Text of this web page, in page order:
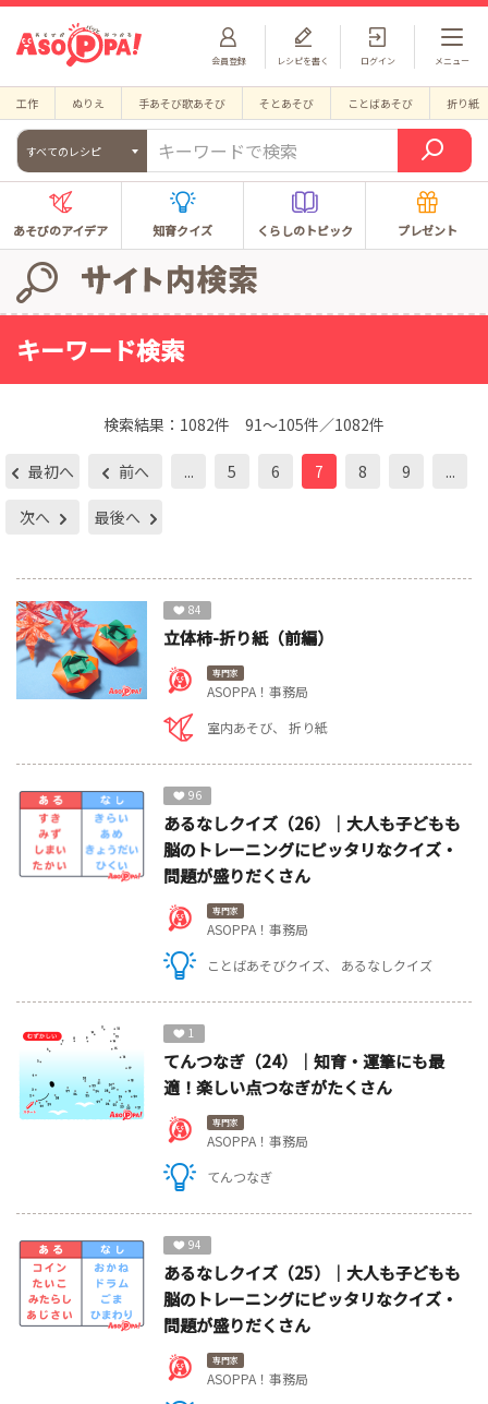
会員登録 ログイン
レシピを書く メニュー
工作 ぬりえ 手あそび歌あそび そとあそび ことばあそび 折り紙
すべてのレシピ
あそびのアイデア 知育クイズ くらしのトピック プレゼント
キーワード検索
検索結果： 1082件 91～105件／1082件
最初へ 前へ ... 5 6 7 8 9 ...
次へ 最後へ
84
立体柿-折り紙（前編）
専門家
ASOPPA！事務局
室内あそび
折り紙
96
あるなしクイズ（26）｜大人も子どもも
脳のトレーニングにピッタリなクイズ・
問題が盛りだくさん
専門家
ASOPPA！事務局
ことばあそびクイズ
あるなしクイズ
1
てんつなぎ（24）｜知育・運筆にも最
適！楽しい点つなぎがたくさん
専門家
ASOPPA！事務局
てんつなぎ
94
あるなしクイズ（25）｜大人も子どもも
脳のトレーニングにピッタリなクイズ・
問題が盛りだくさん
専門家
ASOPPA！事務局